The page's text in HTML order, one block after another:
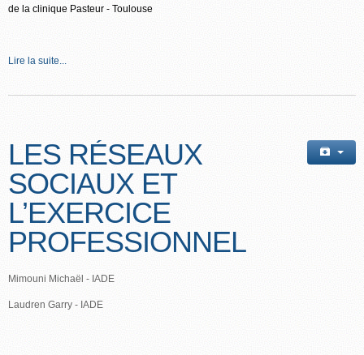
de la clinique Pasteur - Toulouse
Lire la suite...
LES RÉSEAUX
SOCIAUX ET
L’EXERCICE
PROFESSIONNEL
Mimouni Michaël - IADE
Laudren Garry - IADE